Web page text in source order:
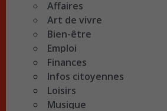
Affaires
Art de vivre
Bien-être
Emploi
Finances
Infos citoyennes
Loisirs
Musique